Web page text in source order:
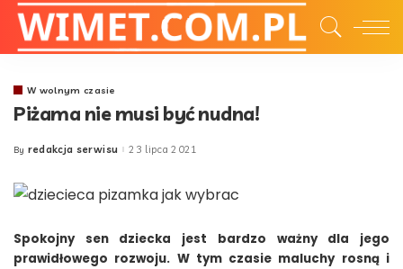
W wolnym czasie
Piżama nie musi być nudna!
Posted
By redakcja serwisu 23 lipca 2021
Spokojny sen dziecka jest bardzo ważny dla jego
prawidłowego rozwoju. W tym czasie maluchy rosną i